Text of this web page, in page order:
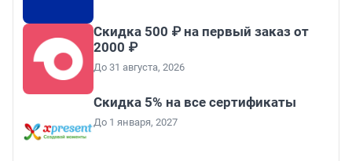
Скидка 500 ₽ на первый заказ от
2000 ₽
До 31 августа, 2026
Скидка 5% на все сертификаты
До 1 января, 2027